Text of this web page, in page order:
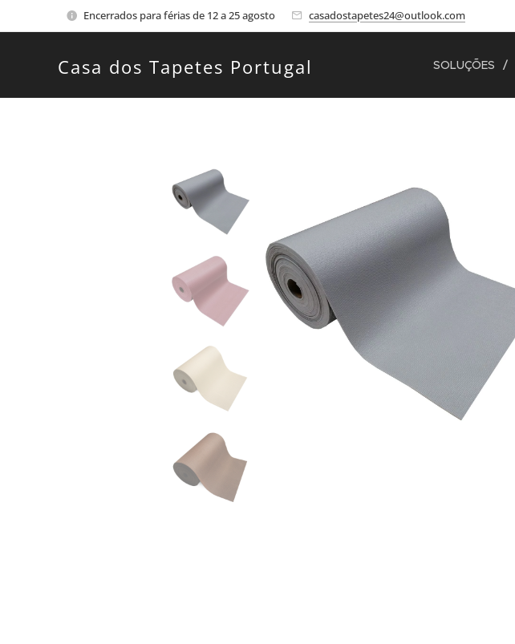
Encerrados para férias de 12 a 25 agosto casadostapetes24@outlook.com
Casa dos Tapetes Portugal SOLUÇÕES